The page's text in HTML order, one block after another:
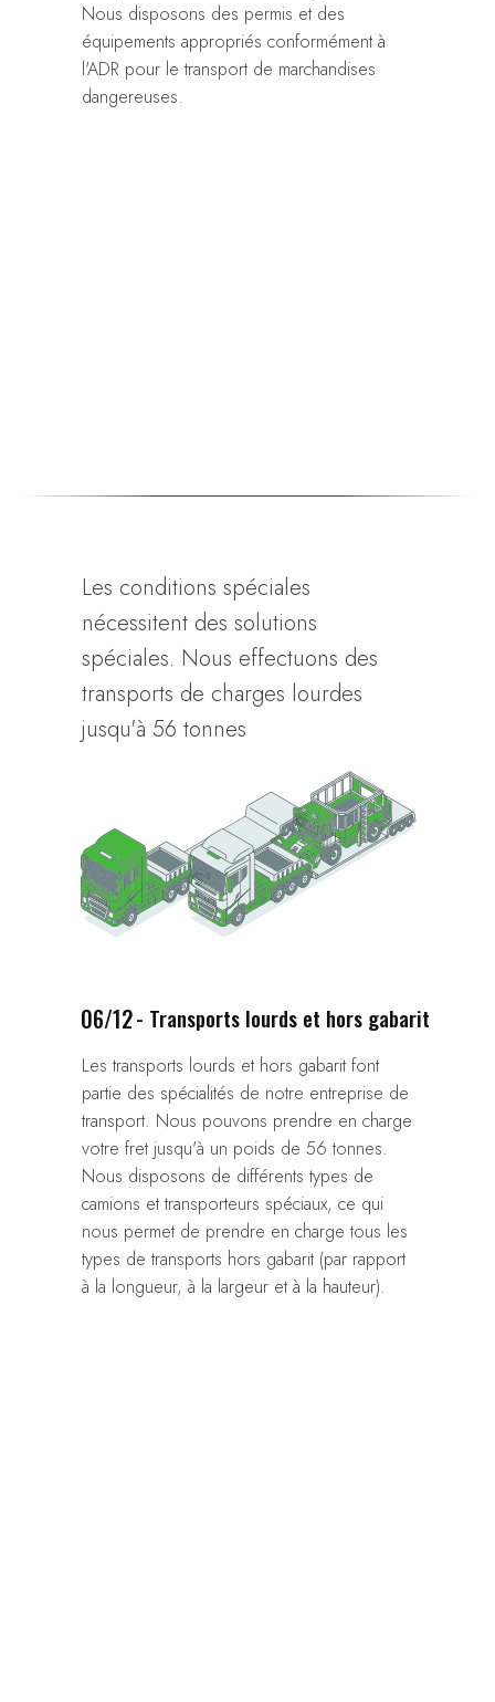
Nous disposons des permis et des
équipements appropriés conformément à
l'ADR pour le transport de marchandises
dangereuses.
- Transports lourds et hors gabarit
06/12
Les transports lourds et hors gabarit font
partie des spécialités de notre entreprise de
transport. Nous pouvons prendre en charge
votre fret jusqu'à un poids de 56 tonnes.
Nous disposons de différents types de
camions et transporteurs spéciaux, ce qui
nous permet de prendre en charge tous les
types de transports hors gabarit (par rapport
à la longueur, à la largeur et à la hauteur).
Les conditions spéciales
nécessitent des solutions
spéciales. Nous effectuons des
transports de charges lourdes
jusqu'à 56 tonnes